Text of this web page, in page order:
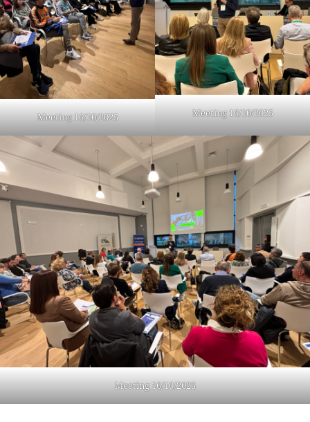
Meeting 16/10/2025 Meeting 16/10/2025
Meeting 16/10/2025